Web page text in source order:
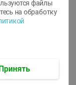
файлы
на обработку